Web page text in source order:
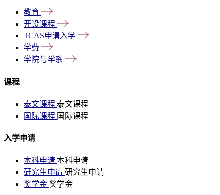
教育
开设课程
TCAS申请入学
学费
学院与学系
课程
泰文课程 泰文课程
国际课程 国际课程
入学申请
本科申请 本科申请
研究生申请 研究生申请
奖学金 奖学金